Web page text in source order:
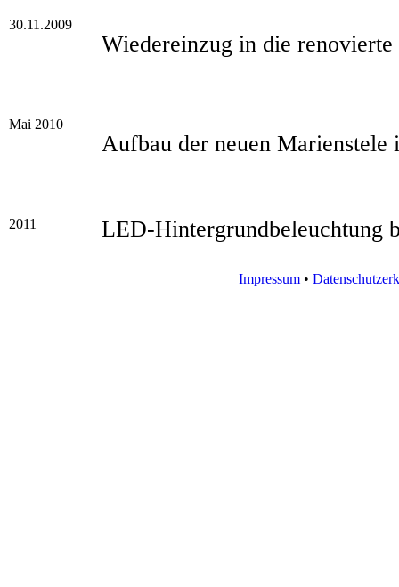
30.11.2009
Wiedereinzug in die
Mai 2010
Aufbau der neuen
2011 LED-Hintergrundbeleuchtung
Impressum•